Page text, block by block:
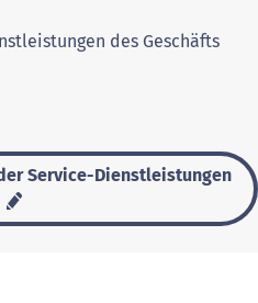
des Geschäfts
Service-Dienstleistungen